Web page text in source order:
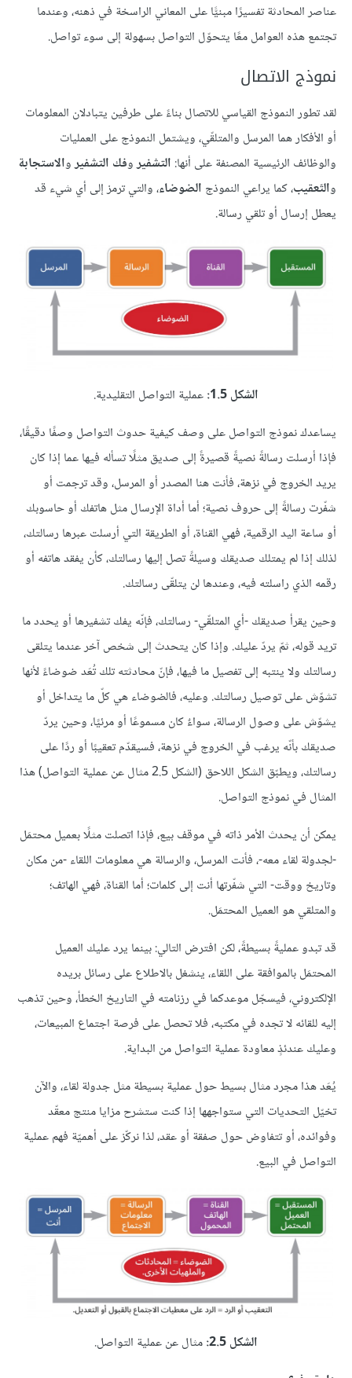
عناصر المحادثة تفسيرًا مبنيًّا على المعاني الراسخة في ذهنه، وعندما
تجتمع هذه العوامل معًا يتحوّل التواصل بسهولة إلى سوء تواصل.
نموذج الاتصال
لقد تطور النموذج القياسي للاتصال بناءً على طرفين يتبادلان المعلومات
أو الأفكار هما المرسل والمتلقّي، ويشتمل النموذج على العمليات
والوظائف الرئيسية المصنفة على أنها: التشفيروفك التشفيروالاستجابة
والتّعقيب، كما يراعي النموذج الضوضاء، والتي ترمز إلى أي شيء قد
يعطل إرسال أو تلقي رسالة.
الشكل 1.5:
عملية التواصل التقليدية.
يساعدك نموذج التواصل على وصف كيفية حدوث التواصل وصفًا دقيقًا،
فإذا أرسلت رسالةً نصيةً قصيرةً إلى صديق مثلًا تسأله فيها عما إذا كان
يريد الخروج في نزهة، فأنت هنا المصدر أو المرسل، وقد ترجمت أو
شفّرت رسالةً إلى حروف نصية؛ أما أداة الإرسال مثل هاتفك أو حاسوبك
أو ساعة اليد الرقمية، فهي القناة، أو الطريقة التي أرسلت عبرها رسالتك،
لذلك إذا لم يمتلك صديقك وسيلةً تصل إليها رسالتك، كأن يفقد هاتفه أو
رقمه الذي راسلته فيه، وعندها لن يتلقّى رسالتك.
وحين يقرأ صديقك -أي المتلقّي- رسالتك، فإنّه يفك تشفيرها أو يحدد ما
تريد قوله، ثمّ يردّ عليك. وإذا كان يتحدث إلى شخص آخر عندما يتلقى
رسالتك ولا ينتبه إلى تفصيل ما فيها، فإنّ محادثته تلك تُعَد ضوضاءً لأنها
تشوّش على توصيل رسالتك. وعليه، فالضوضاء هي كلّ ما يتداخل أو
يشوّش على وصول الرسالة، سواءٌ كان مسموعًا أو مرئيًا، وحين يردّ
صديقك بأنّه يرغب في الخروج في نزهة، فسيقدّم تعقيبًا أو ردًا على
رسالتك، ويطبّق الشكل اللاحق (الشكل 2.5 مثال عن عملية التواصل) هذا
المثال في نموذج التواصل.
يمكن أن يحدث الأمر ذاته في موقف بيع، فإذا اتصلت مثلًا بعميل محتمَل
-لجدولة لقاء معه-، فأنت المرسل، والرسالة هي معلومات اللقاء -من مكان
وتاريخ ووقت- التي شفّرتها أنت إلى كلمات؛ أما القناة، فهي الهاتف؛
والمتلقي هو العميل المحتمَل.
قد تبدو عمليةً بسيطةً، لكن افترض التالي: بينما يرد عليك العميل
المحتمَل بالموافقة على اللقاء، ينشغل بالاطلاع على رسائل بريده
الإلكتروني، فيسجّل موعدكما في رزنامته في التاريخ الخطأ، وحين تذهب
إليه للقائه لا تجده في مكتبه، فلا تحصل على فرصة اجتماع المبيعات،
وعليك عندئذٍ معاودة عملية التواصل من البداية.
يُعَد هذا مجرد مثال بسيط حول عملية بسيطة مثل جدولة لقاء، والآن
تخيّل التحديات التي ستواجهها إذا كنت ستشرح مزايا منتج معقّد
وفوائده، أو تتفاوض حول صفقة أو عقد، لذا نركّز على أهميّة فهم عملية
التواصل في البيع.
الشكل 2.5:
مثال عن عملية التواصل.